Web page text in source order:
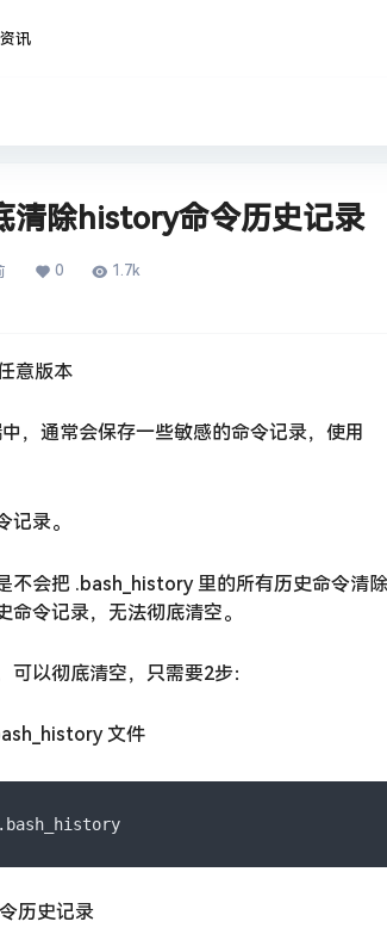
讯
清除history命令历史记录
0 1.7k
意版本
，通常会保存一些敏感的命令记录，使用
记录。
不会把 .bash_history 里的所有历史命令清
命令记录，无法彻底清空。
可以彻底清空，只需要2步：
文件
bash_history
历史记录